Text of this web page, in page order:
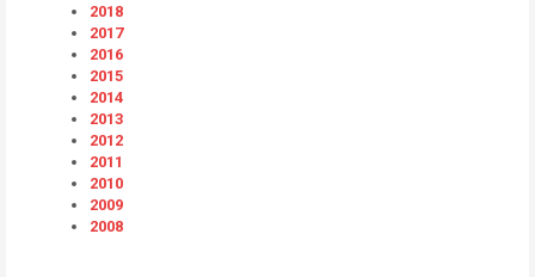
2018
2017
2016
2015
2014
2013
2012
2011
2010
2009
2008